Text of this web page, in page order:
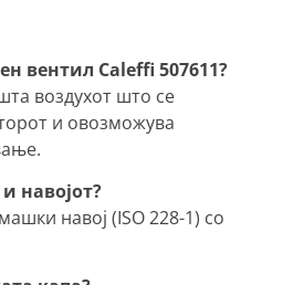
вентил Caleffi 507611?
воздухот што се
и овозможува
навојот?
навој (ISO 228-1) со